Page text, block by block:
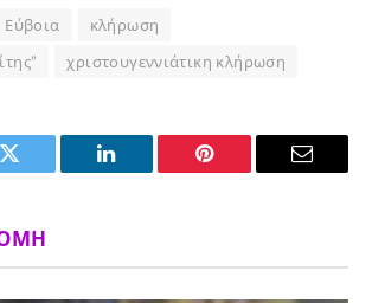
Εύβοια
κλήρωση
χριστουγεννιάτικη κλήρωση
Twitter LinkedIn Pinterest Email